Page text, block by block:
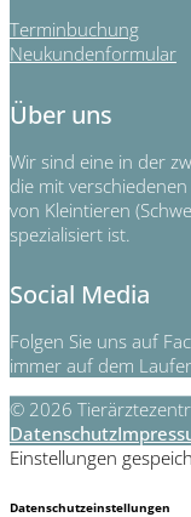
Terminbuchung
Neukundenformular
Über uns
Wir sind eine in der
die mit
von Kleintieren
spezialisiert ist.
Social Media
Folgen Sie uns auf
immer auf dem
© 2026
Datenschutz
Einstellungen
Datenschutzeinstellungen